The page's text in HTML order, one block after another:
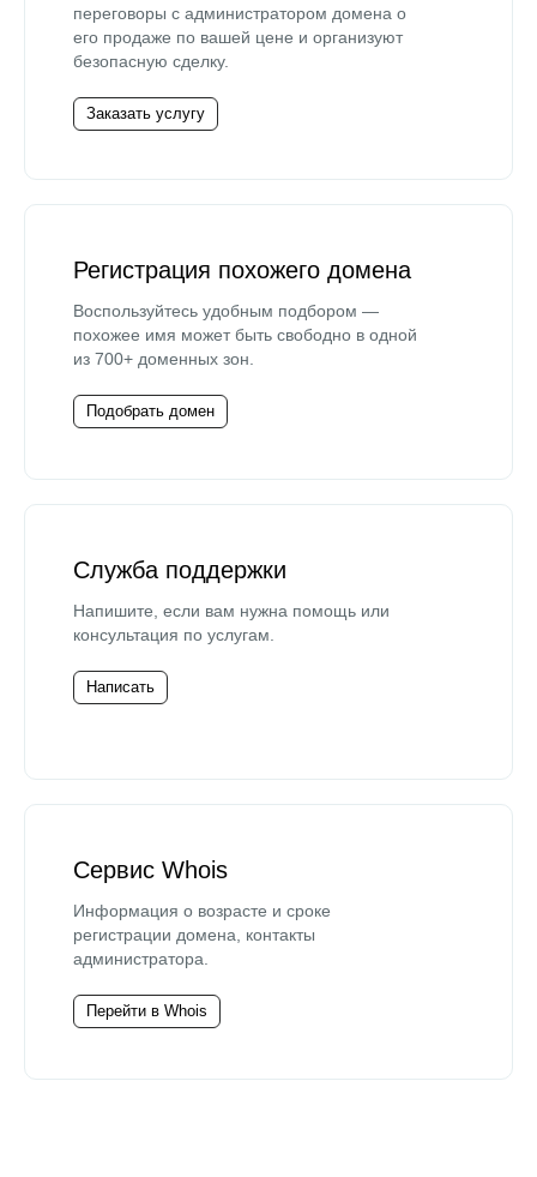
переговоры с администратором домена о
его продаже по вашей цене и организуют
безопасную сделку.
Заказать услугу
Регистрация похожего домена
Воспользуйтесь удобным подбором —
похожее имя может быть свободно в одной
из 700+ доменных зон.
Подобрать домен
Служба поддержки
Напишите, если вам нужна помощь или
консультация по услугам.
Написать
Сервис Whois
Информация о возрасте и сроке
регистрации домена, контакты
администратора.
Перейти в Whois